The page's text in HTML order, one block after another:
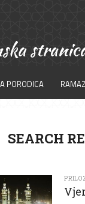
PORODICA
SEARCH